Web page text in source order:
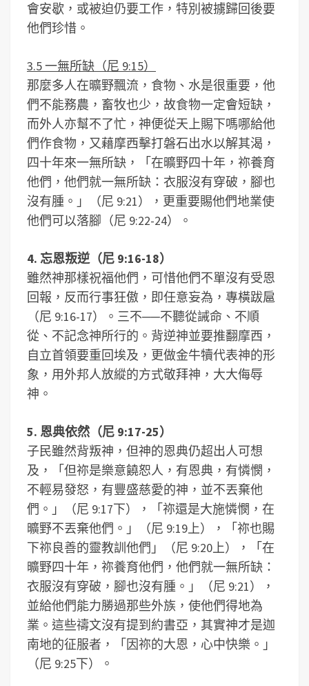
會安歇，或被迫仍要工作，特別被擄歸回後要
他們珍惜。
3.5 一無所缺（尼 9:15）
那麼多人在曠野飄流，食物、水是很重要，他
們不能務農，畜牧也少，故食物一定會短缺，
而外人亦幫不了忙，神便從天上賜下嗎哪給他
們作食物，又藉摩西擊打磐石出水以解其渴，
四十年來一無所缺，「在曠野四十年，祢養育
他們，他們就一無所缺：衣服沒有穿破，腳也
沒有腫。」（尼 9:21），更重要賜他們地業使
他們可以落腳（尼 9:22-24）。
4. 忘恩叛逆（尼 9:16-18）
雖然神那樣祝福他們，可惜他們不單沒有受恩
回報，反而行事狂傲，即任意妄為，專橫跋扈
（尼 9:16-17）。三不──不聽從誡命、不順
從、不記念神所行的。背逆神並要推翻摩西，
自立首領要重回埃及，更做金牛犢代表神的形
象，用外邦人放縱的方式敬拜神，大大侮辱
神。
5. 恩典依然（尼 9:17-25）
子民雖然背叛神，但神的恩典仍超出人可想
及，「但祢是樂意饒恕人，有恩典，有憐憫，
不輕易發怒，有豐盛慈愛的神，並不丟棄他
們。」（尼 9:17下），「祢還是大施憐憫，在
曠野不丟棄他們。」（尼 9:19上），「祢也賜
下祢良善的靈教訓他們」（尼 9:20上），「在
曠野四十年，祢養育他們，他們就一無所缺：
衣服沒有穿破，腳也沒有腫。」（尼 9:21），
並給他們能力勝過那些外族，使他們得地為
業。這些禱文沒有提到約書亞，其實神才是迦
南地的征服者，「因祢的大恩，心中快樂。」
（尼 9:25下）。